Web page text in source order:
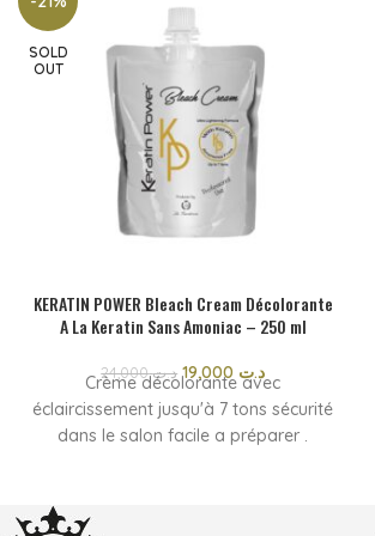
SOLD
OUT
KERATIN POWER Bleach Cream Décolorante
A La Keratin Sans Amoniac – 250 ml
د.ت24,000 د.ت
Crème décolorante avec
éclaircissement jusqu'à 7 tons sécurité
dans le salon facile a préparer .
Crème décolorante avec